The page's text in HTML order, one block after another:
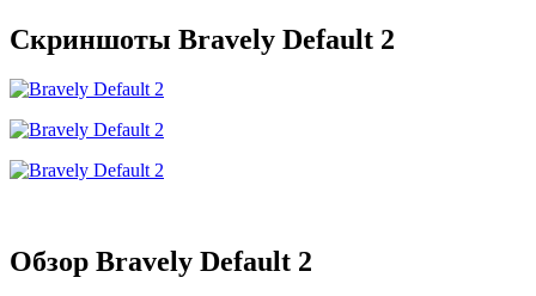
Скриншоты Bravely Default 2
Обзор Bravely Default 2